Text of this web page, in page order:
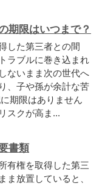
期限はいつまで？
した第三者との間
ラブルに巻き込まれ
ないまま次の世代へ
、子や孫が余計な苦
期限はありません
スクが高ま...
書類
有権を取得した第三
ま放置していると、